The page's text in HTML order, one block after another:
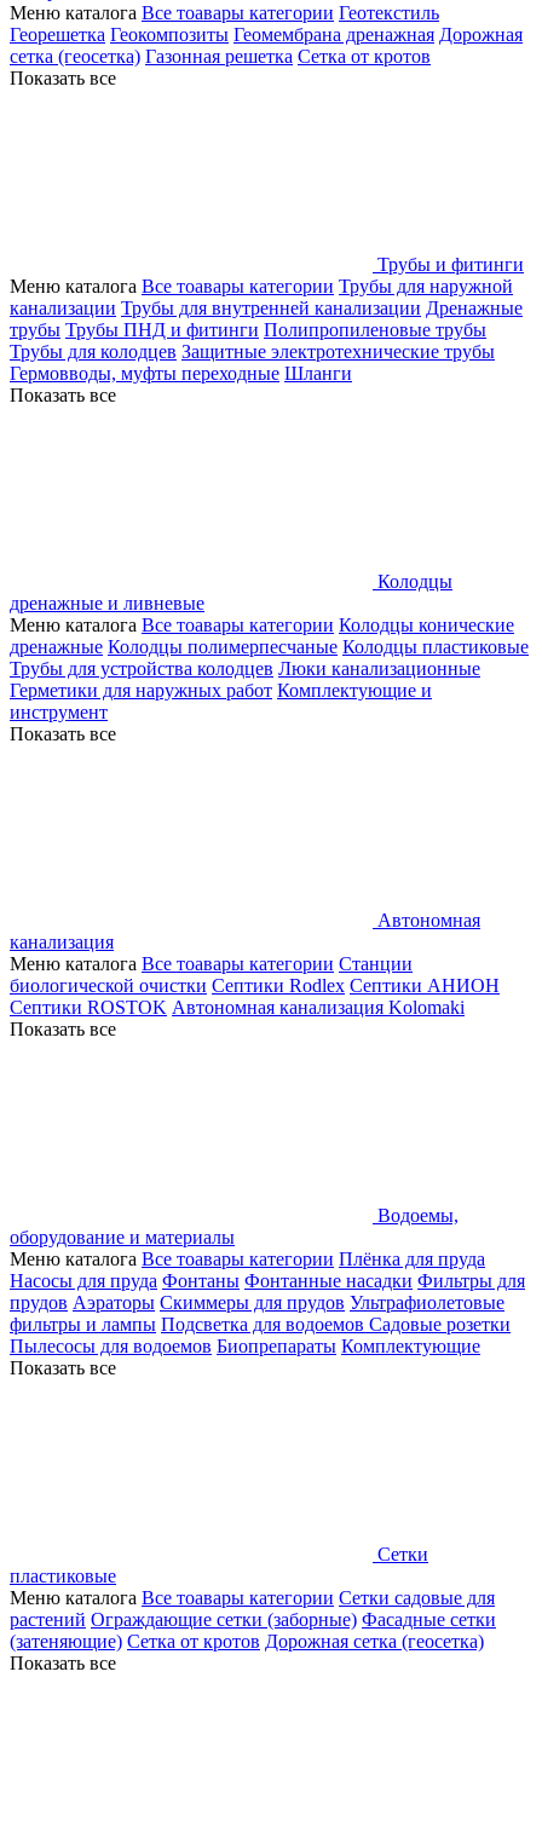
Меню каталога Все тоавары категории Геотекстиль
Георешетка Геокомпозиты Геомембрана дренажная Дорожная
сетка (геосетка) Газонная решетка Сетка от кротов
Показать все
Трубы и фитинги
Меню каталога Все тоавары категории Трубы для наружной
канализации Трубы для внутренней канализации Дренажные
трубы Трубы ПНД и фитинги Полипропиленовые трубы
Трубы для колодцев Защитные электротехнические трубы
Гермовводы, муфты переходные Шланги
Показать все
Колодцы
дренажные и ливневые
Меню каталога Все тоавары категории Колодцы конические
дренажные Колодцы полимерпесчаные Колодцы пластиковые
Трубы для устройства колодцев Люки канализационные
Герметики для наружных работ Комплектующие и
инструмент
Показать все
Автономная
канализация
Меню каталога Все тоавары категории Станции
биологической очистки Септики Rodlex Септики АНИОН
Септики ROSTOK Автономная канализация Kolomaki
Показать все
Водоемы,
оборудование и материалы
Меню каталога Все тоавары категории Плёнка для пруда
Насосы для пруда Фонтаны Фонтанные насадки Фильтры для
прудов Аэраторы Скиммеры для прудов Ультрафиолетовые
фильтры и лампы Подсветка для водоемов Садовые розетки
Пылесосы для водоемов Биопрепараты Комплектующие
Показать все
Сетки
пластиковые
Меню каталога Все тоавары категории Сетки садовые для
растений Ограждающие сетки (заборные) Фасадные сетки
(затеняющие) Сетка от кротов Дорожная сетка (геосетка)
Показать все